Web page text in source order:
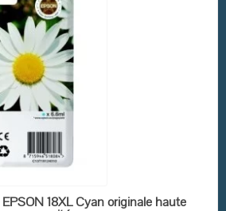
EN STOCK
18XL Cyan originale haute